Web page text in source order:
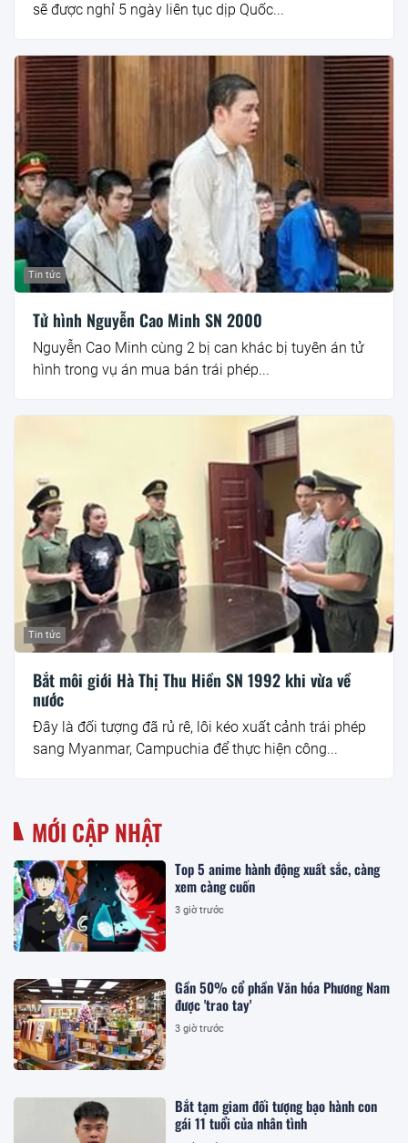
sẽ được nghỉ 5 ngày liên tục dịp Quốc...
Tin tức
Tử hình Nguyễn Cao Minh SN 2000
Nguyễn Cao Minh cùng 2 bị can khác bị tuyên án tử
hình trong vụ án mua bán trái phép...
Tin tức
Bắt môi giới Hà Thị Thu Hiền SN 1992 khi vừa về
nước
Đây là đối tượng đã rủ rê, lôi kéo xuất cảnh trái phép
sang Myanmar, Campuchia để thực hiện công...
MỚI CẬP NHẬT
Top 5 anime hành động xuất sắc, càng
xem càng cuốn
3 giờ trước
Gần 50% cổ phần Văn hóa Phương Nam
được 'trao tay'
3 giờ trước
Bắt tạm giam đối tượng bạo hành con
gái 11 tuổi của nhân tình